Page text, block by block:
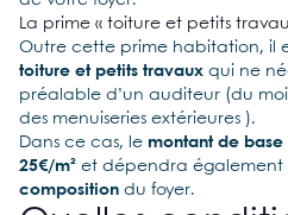
La prime « toiture et petits
Outre cette prime habitation, il
toiture et petits travaux qui ne
préalable d’un auditeur (du
des menuiseries extérieures ).
Dans ce cas, le montant de base
25€/m² et dépendra également
composition du foyer.